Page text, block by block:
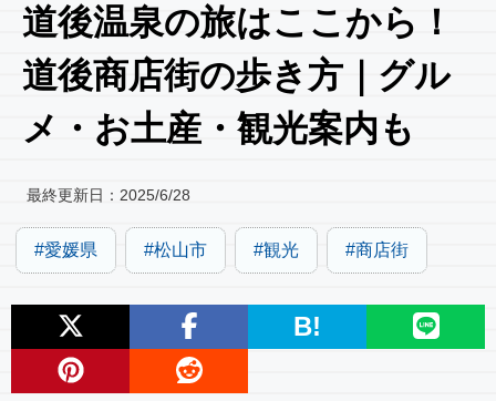
道後温泉の旅はここから！
道後商店街の歩き方｜グル
メ・お土産・観光案内も
最終更新日： 2025/6/28
愛媛県 松山市 観光 商店街
B!